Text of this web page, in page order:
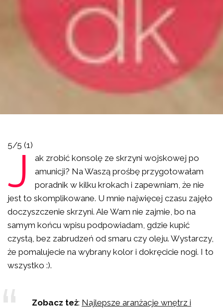
5/5 (1)
J
ak zrobić konsolę ze skrzyni wojskowej po
amunicji? Na Waszą prośbę przygotowałam
poradnik w kilku krokach i zapewniam, że nie
jest to skomplikowane. U mnie najwięcej czasu zajęło
doczyszczenie skrzyni. Ale Wam nie zajmie, bo na
samym końcu wpisu podpowiadam, gdzie kupić
czystą, bez zabrudzeń od smaru czy oleju. Wystarczy,
że pomalujecie na wybrany kolor i dokręcicie nogi. I to
wszystko :).
Zobacz też: Najlepsze aranżacje wnętrz i